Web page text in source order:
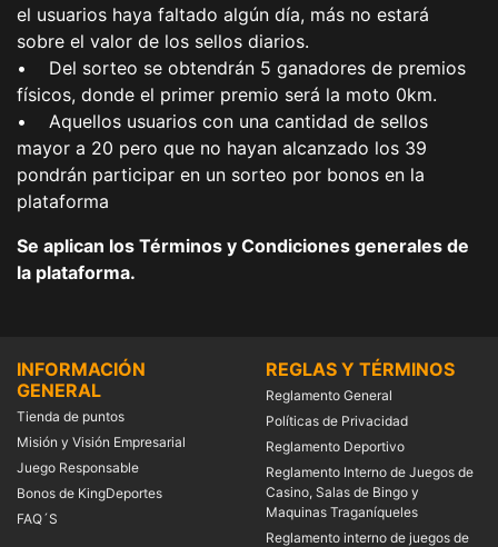
el usuarios haya faltado algún día, más no estará
sobre el valor de los sellos diarios.
• Del sorteo se obtendrán 5 ganadores de premios
físicos, donde el primer premio será la moto 0km.
• Aquellos usuarios con una cantidad de sellos
mayor a 20 pero que no hayan alcanzado los 39
pondrán participar en un sorteo por bonos en la
plataforma
Se aplican los Términos y Condiciones generales de
la plataforma.
INFORMACIÓN
GENERAL
Tienda de puntos
Misión y Visión Empresarial
Juego Responsable
Bonos de KingDeportes
FAQ´S
REGLAS Y TÉRMINOS
Reglamento General
Políticas de Privacidad
Reglamento Deportivo
Reglamento Interno de Juegos de
Casino, Salas de Bingo y
Maquinas Traganíqueles
Reglamento interno de juegos de